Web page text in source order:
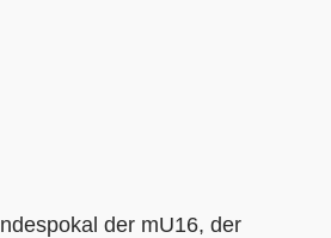
der mU16, der